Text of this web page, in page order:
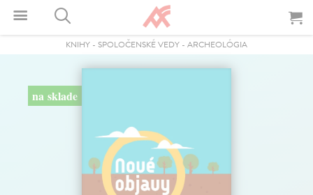
KNIHY - SPOLOČENSKÉ VEDY - ARCHEOLÓGIA
na sklade